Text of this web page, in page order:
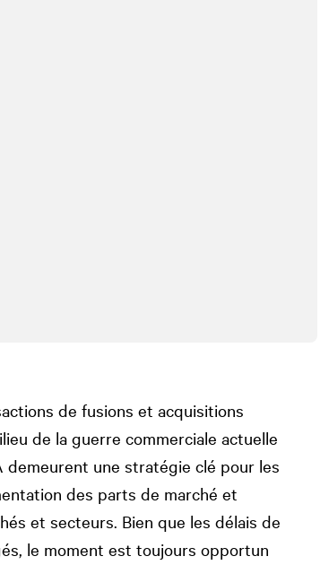
de fusions et acquisitions
de la guerre commerciale actuelle
une stratégie clé pour les
des parts de marché et
et secteurs. Bien que les délais de
le moment est toujours opportun